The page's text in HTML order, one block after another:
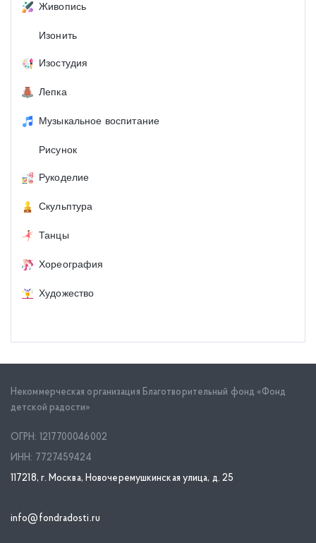
Живопись
Изонить
Изостудия
Лепка
Музыкальное воспитание
Рисунок
Рукоделие
Скульптура
Танцы
Хореография
Художество
Некоммерческая организация Благотворительный фонд «Фонд
детской радости»
ОГРН: 1217700046002
ИНН: 7727459424
117218, г. Москва, Новочеремушкинская улица, д. 25
info@fondradosti.ru